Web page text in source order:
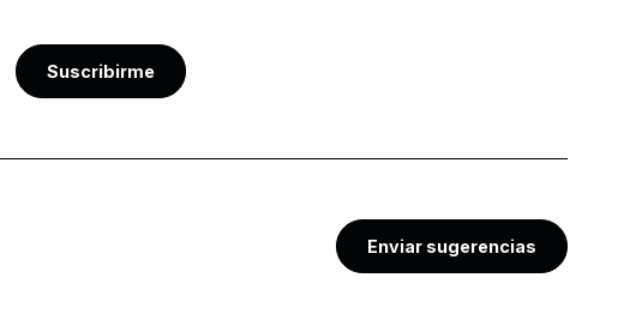
Suscribirme
Enviar sugerencias